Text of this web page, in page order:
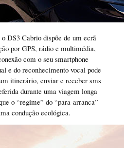
DS3 Cabrio dispõe de um ecrã
por GPS, rádio e multimédia,
com o seu smartphone
e do reconhecimento vocal pode
itinerário, enviar e receber sms
durante uma viagem longa
o “regime” do “para-arranca”
condução ecológica.